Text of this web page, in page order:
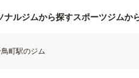
ナルジムから探すスポーツジムか
町駅のジム